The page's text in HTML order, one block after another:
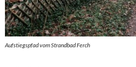
Aufstiegspfad vom Strandbad Ferch